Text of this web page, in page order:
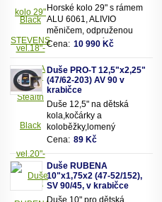
Horské kolo 29" s rámem
ALU 6061, ALIVIO
měničem, odpruženou
olejovou vidlicí SUNTOUR
převody
Cena: 10 990 Kč
Duše PRO-T 12,5"x2,25"
(47/62-203) AV 90 v
krabičce
Duše 12,5" na dětská
kola,kočárky a
koloběžky,lomený
motoventil AV90 - pro
Vhodná pro rozměry pláště
12,5"x2,25" (resp.47/62-
203mm)
Cena: 89 Kč
Duše RUBENA
10"x1,75x2 (47-52/152),
SV 90/45, v krabičce
Duše 10" pro dětská